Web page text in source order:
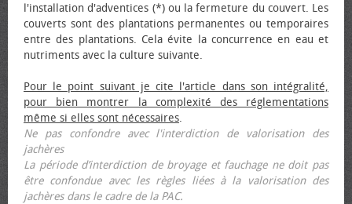
l'installation d'adventices (*) ou la fermeture du couvert. Les
couverts sont des plantations permanentes ou temporaires
entre des plantations. Cela évite la concurrence en eau et
nutriments avec la culture suivante.
Pour le point suivant je cite l'article dans son intégralité,
pour bien montrer la complexité des réglementations
même si elles sont nécessaires.
Ne pas confondre avec l'interdiction de valorisation des
jachères
La période d’interdiction de broyage et fauchage ne doit pas
être confondue avec les règles liées à la valorisation des
jachères dans le cadre de la PAC.